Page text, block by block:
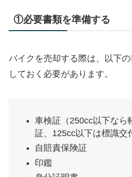
①必要書類を準備する
バイクを売却する際は、以下
しておく必要があります。
車検証（250cc以下なら
証、125cc以下は標識交
自賠責保険証
印鑑